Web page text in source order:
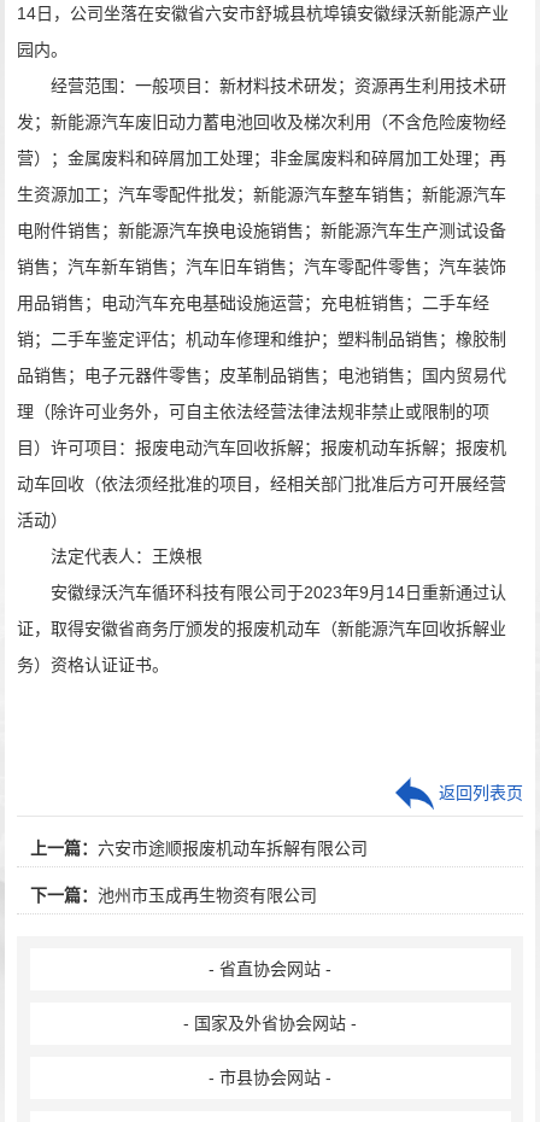
14日，公司坐落在安徽省六安市舒城县杭埠镇安徽绿沃新能源产业
园内。
经营范围：一般项目：新材料技术研发；资源再生利用技术研
发；新能源汽车废旧动力蓄电池回收及梯次利用（不含危险废物经
营）；金属废料和碎屑加工处理；非金属废料和碎屑加工处理；再
生资源加工；汽车零配件批发；新能源汽车整车销售；新能源汽车
电附件销售；新能源汽车换电设施销售；新能源汽车生产测试设备
销售；汽车新车销售；汽车旧车销售；汽车零配件零售；汽车装饰
用品销售；电动汽车充电基础设施运营；充电桩销售；二手车经
销；二手车鉴定评估；机动车修理和维护；塑料制品销售；橡胶制
品销售；电子元器件零售；皮革制品销售；电池销售；国内贸易代
理（除许可业务外，可自主依法经营法律法规非禁止或限制的项
目）许可项目：报废电动汽车回收拆解；报废机动车拆解；报废机
动车回收（依法须经批准的项目，经相关部门批准后方可开展经营
活动）
法定代表人： 王焕根
安徽绿沃汽车循环科技有限公司于2023年9月14日重新通过认
证，取得安徽省商务厅颁发的报废机动车（新能源汽车回收拆解业
务）资格认证证书。
上一篇： 六安市途顺报废机动车拆解有限公司
下一篇： 池州市玉成再生物资有限公司
返回列表页
- 省直协会网站 -
- 国家及外省协会网站 -
- 市县协会网站 -